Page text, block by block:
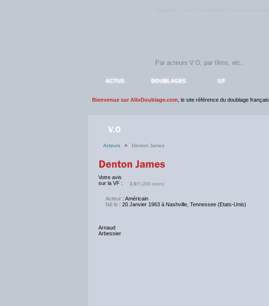
ACTUS DOUBLAGES V.F
Bienvenue sur AlloDoublage.com , le site référence du doublage français.
Acteurs > Denton James
Votre avis
sur la VF :
2.0/5 (209 notes)
Acteur : Américain
Né le : 20 Janvier 1963 à Nashville, Tennessee (Etats-Unis)
Arnaud
Arbessier